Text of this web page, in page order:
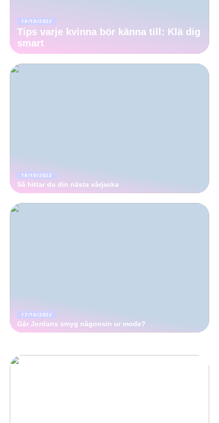
19/10/2022
Tips varje kvinna bör känna till: Klä dig
smart
19/10/2022
Så hittar du din nästa vårjacka
17/10/2022
Går Jordans smyg någonsin ur mode?